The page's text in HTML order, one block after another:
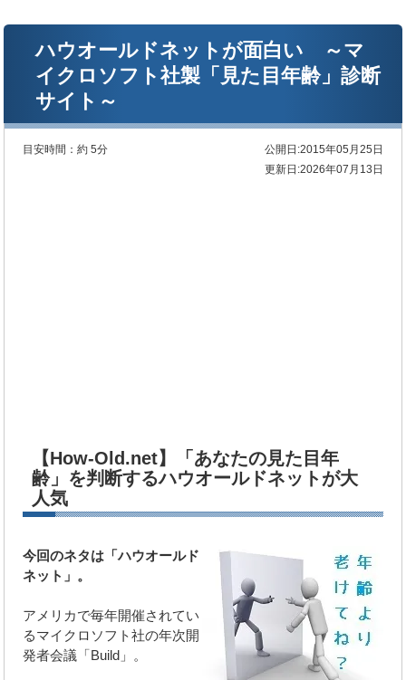
ハウオールドネットが面白い ～マ
イクロソフト社製「見た目年齢」診断
サイト～
目安時間：約 5分
公開日:2015年05月25日
更新日:2026年07月13日
【How-Old.net】「あなたの見た目年
齢」を判断するハウオールドネットが大
人気
今回のネタは「ハウオールド
ネット」。
アメリカで毎年開催されてい
るマイクロソフト社の年次開
発者会議「Build」。